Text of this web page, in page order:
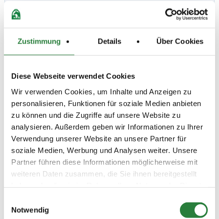
Zustimmung Details Über Cookies
Diese Webseite verwendet Cookies
Wir verwenden Cookies, um Inhalte und Anzeigen zu
personalisieren, Funktionen für soziale Medien anbieten
zu können und die Zugriffe auf unsere Website zu
analysieren. Außerdem geben wir Informationen zu Ihrer
Verwendung unserer Website an unsere Partner für
soziale Medien, Werbung und Analysen weiter. Unsere
Partner führen diese Informationen möglicherweise mit
weiteren Daten zusammen, die Sie ihnen bereitgestellt
Notwendig
04.10.2025
(v)
1. Clear-Round-Springprüfung
Kl.A* 90cm
SPR
Preisgeld
LKL/Art
04.10.2025
2. Clear-Round-Springprüfung
SPR
Preisgeld